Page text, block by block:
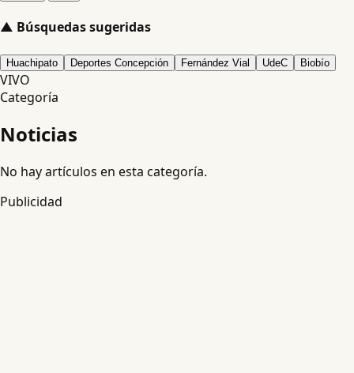
▲ Búsquedas sugeridas
Huachipato Deportes Concepción Fernández Vial UdeC Biobío
VIVO
Categoría
Noticias
No hay artículos en esta categoría.
Publicidad